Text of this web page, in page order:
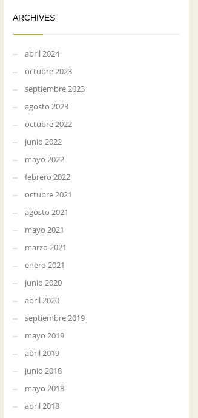
ARCHIVES
abril 2024
octubre 2023
septiembre 2023
agosto 2023
octubre 2022
junio 2022
mayo 2022
febrero 2022
octubre 2021
agosto 2021
mayo 2021
marzo 2021
enero 2021
junio 2020
abril 2020
septiembre 2019
mayo 2019
abril 2019
junio 2018
mayo 2018
abril 2018